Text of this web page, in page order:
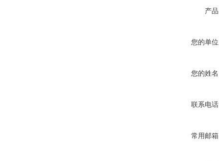
产
您的单
您的姓
联系电
常用邮